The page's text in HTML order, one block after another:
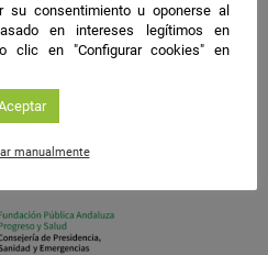
su consentimiento u oponerse al
en intereses legítimos en
clic en "Configurar cookies" en
manualmente